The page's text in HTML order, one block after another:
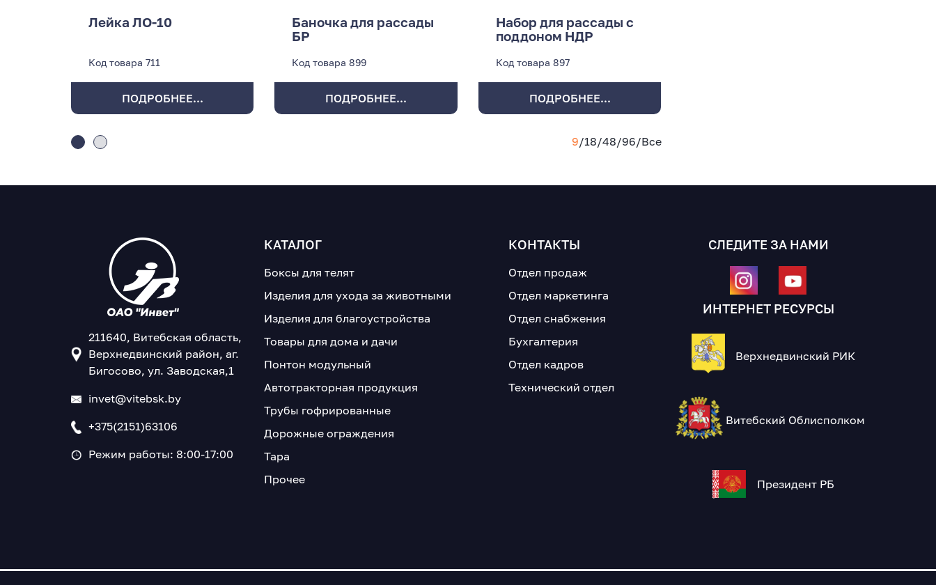
Лейка ЛО-10
Код товара 711
ПОДРОБНЕЕ...
Баночка для рассады
БР
Код товара 899
ПОДРОБНЕЕ...
Набор для рассады с
поддоном НДР
Код товара 897
ПОДРОБНЕЕ...
9/18/48/96/Все
211640, Витебская область,
Верхнедвинский район, аг.
Бигосово, ул. Заводская,1
invet@vitebsk.by
+375(2151)63106
Режим работы: 8:00-17:00
КАТАЛОГ
Боксы для телят
Изделия для ухода за животными
Изделия для благоустройства
Товары для дома и дачи
Понтон модульный
Автотракторная продукция
Трубы гофрированные
Дорожные ограждения
Тара
Прочее
КОНТАКТЫ
Отдел продаж
Отдел маркетинга
Отдел снабжения
Бухгалтерия
Отдел кадров
Технический отдел
СЛЕДИТЕ ЗА НАМИ
ИНТЕРНЕТ РЕСУРСЫ
Верхнедвинский РИК
Витебский Облисполком
Президент РБ